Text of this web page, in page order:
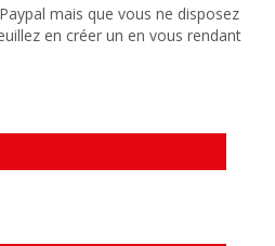
mais que vous ne disposez
en créer un en vous rendant